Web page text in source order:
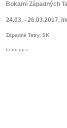
Bokami Západných
24.03. - 26.03.2017,
Západné Tatry, SK
team race